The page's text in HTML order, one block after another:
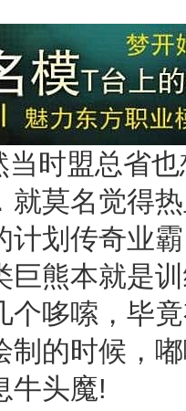
时盟总省
就莫名觉得
计划传奇业
巨熊本就是
个哆嗦，毕
制的时候，
牛头魔!